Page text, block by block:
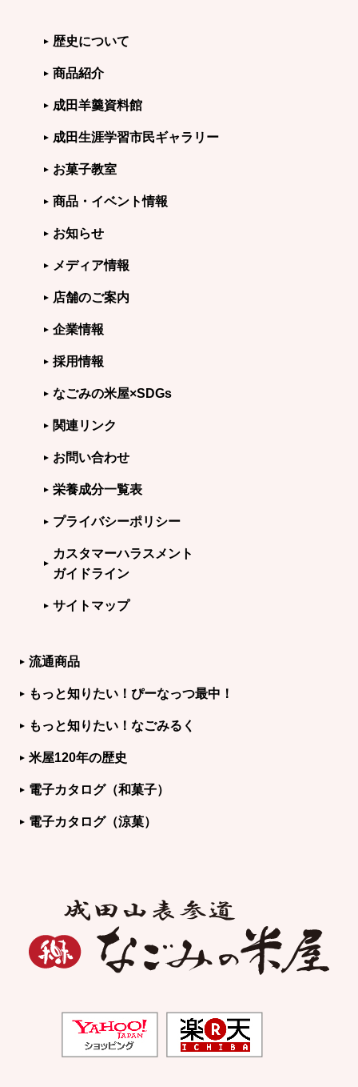
歴史について
商品紹介
成田羊羹資料館
成田生涯学習市民ギャラリー
お菓子教室
商品・イベント情報
お知らせ
メディア情報
店舗のご案内
企業情報
採用情報
なごみの米屋×SDGs
関連リンク
お問い合わせ
栄養成分一覧表
プライバシーポリシー
カスタマーハラスメント
ガイドライン
サイトマップ
流通商品
もっと知りたい！ぴーなっつ最中！
もっと知りたい！なごみるく
米屋120年の歴史
電子カタログ（和菓子）
電子カタログ（涼菓）